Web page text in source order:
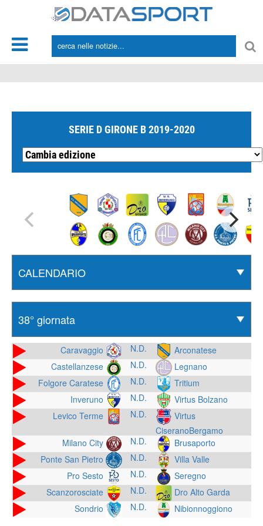
SERIE D GIRONE B 2019-2020
Caravaggio N.D.
Arconatese
Castellanzese
N.D.
Legnano
Folgore Caratese
N.D.
Tritium
Inveruno
N.D.
Virtus Bolzano
Levico Terme
N.D.
Virtus
CiseranoBergamo
Milano City
N.D.
Brusaporto
Ponte San Pietro
N.D.
Villa Valle
Pro Sesto
N.D.
Seregno
Scanzorosciate
N.D.
Dro Alto Garda
Sondrio
N.D. Nibionnoggiono